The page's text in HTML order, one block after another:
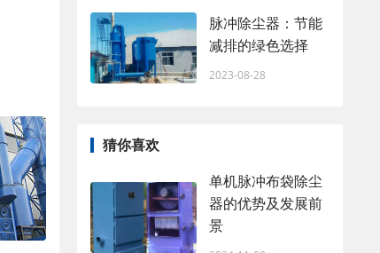
脉冲除尘器：节能
减排的绿色选择
2023-08-28
猜你喜欢
单机脉冲布袋除尘
器的优势及发展前
景